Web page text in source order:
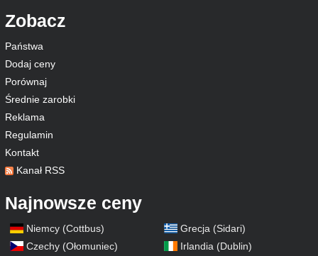
Zobacz
Państwa
Dodaj ceny
Porównaj
Średnie zarobki
Reklama
Regulamin
Kontakt
Kanał RSS
Najnowsze ceny
Niemcy (Cottbus)
Czechy (Ołomuniec)
Grecja (Sidari)
Irlandia (Dublin)